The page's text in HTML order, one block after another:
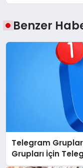
Benzer
Telegram
Grupları İçin